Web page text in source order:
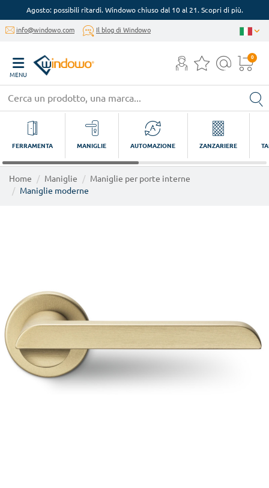
Agosto: possibili ritardi. Windowo chiuso dal 10 al 21. Scopri di più.
info@windowo.com Il blog di Windowo
MENU
0
FERRAMENTA MANIGLIE AUTOMAZIONE ZANZARIERE
Home Maniglie
Maniglie per porte interne
Maniglie moderne